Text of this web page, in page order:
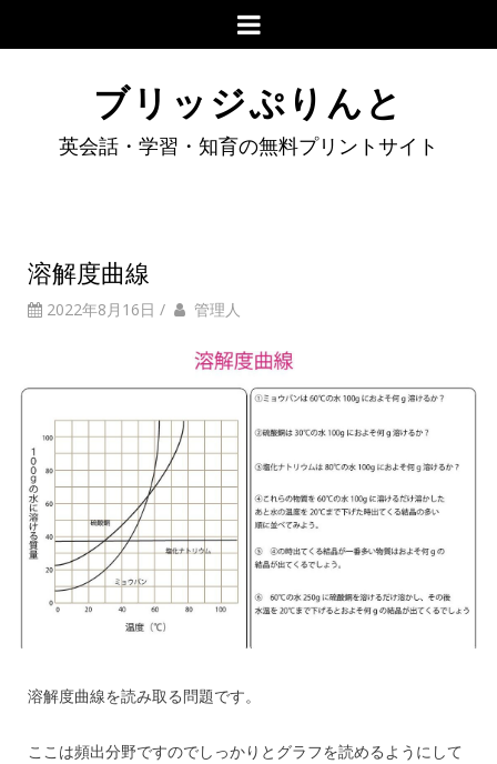
ブリッジぷりんと
英会話・学習・知育の無料プリントサイト
溶解度曲線
2022年8月16日 / 管理人
溶解度曲線を読み取る問題です。
ここは頻出分野ですのでしっかりとグラフを読めるようにして